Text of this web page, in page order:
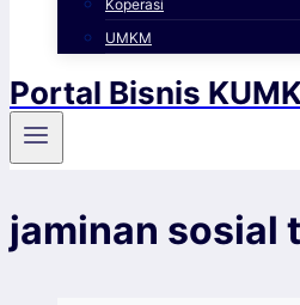
Koperasi
UMKM
Portal Bisnis
jaminan sosial